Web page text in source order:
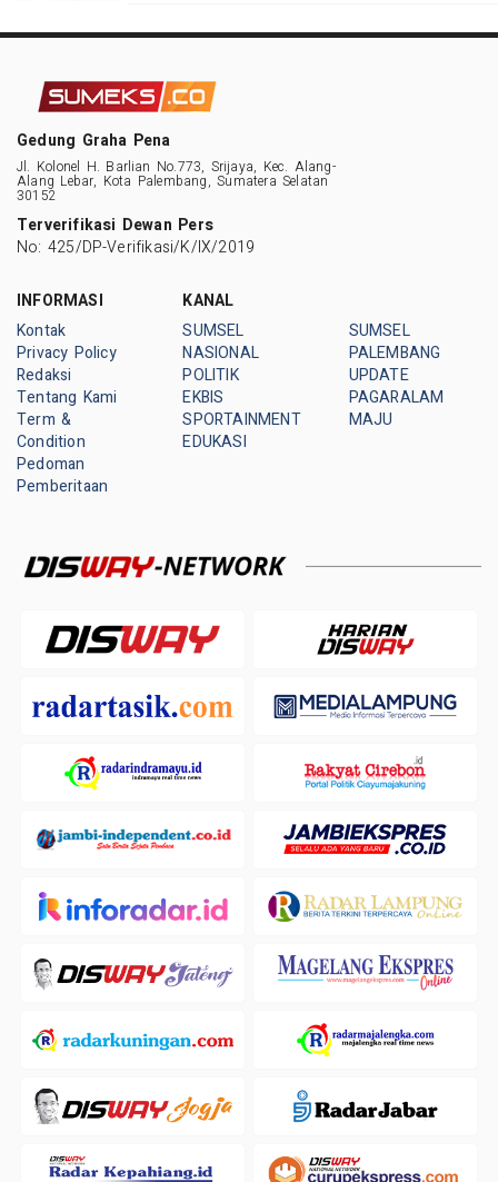
Gedung Graha Pena
Jl. Kolonel H. Barlian No.773, Srijaya, Kec. Alang-
Alang Lebar, Kota Palembang, Sumatera Selatan
30152
Terverifikasi Dewan Pers
No: 425/DP-Verifikasi/K/IX/2019
INFORMASI
Kontak
Privacy Policy
Redaksi
Tentang Kami
Term &
Condition
Pedoman
Pemberitaan
KANAL
SUMSEL
NASIONAL
POLITIK
EKBIS
SPORTAINMENT
EDUKASI
SUMSEL
PALEMBANG
UPDATE
PAGARALAM
MAJU